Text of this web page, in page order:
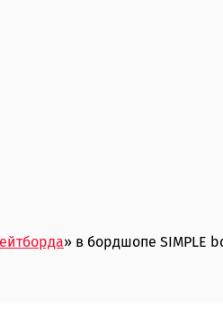
» в бордшопе SIMPLE